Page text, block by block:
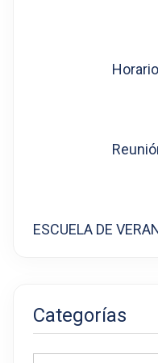
ESCUELA DE
Categorías